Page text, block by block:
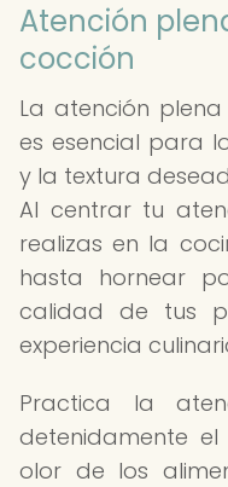
Atención
cocción
La atención
es esencial para
y la textura
Al centrar tu
realizas en la
hasta hornear
calidad de tus
experiencia
Practica la
detenidamente
olor de los